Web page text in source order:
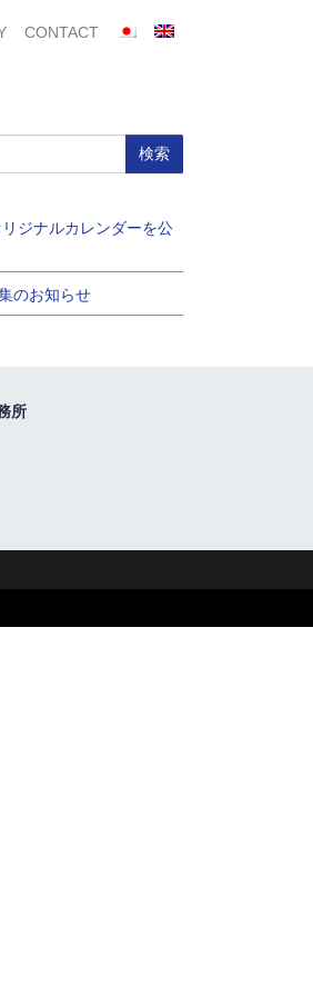
CONTACT
ジナルカレンダーを公
のお知らせ
所